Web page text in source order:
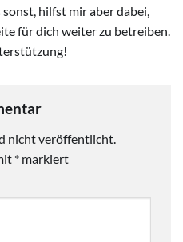
hilfst mir aber dabei,
für dich weiter zu betreiben.
nicht veröffentlicht.
* markiert